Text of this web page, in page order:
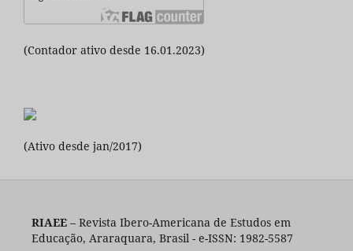
(Contador ativo desde 16.01.2023)
(Ativo desde jan/2017)
RIAEE– Revista Ibero-Americana de Estudos em
Educação, Araraquara, Brasil - e-ISSN: 1982-5587